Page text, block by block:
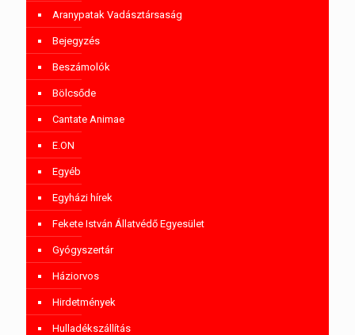
Aranypatak Vadásztársaság
Bejegyzés
Beszámolók
Bölcsőde
Cantate Animae
E.ON
Egyéb
Egyházi hírek
Fekete István Állatvédő Egyesület
Gyógyszertár
Háziorvos
Hirdetmények
Hulladékszállítás